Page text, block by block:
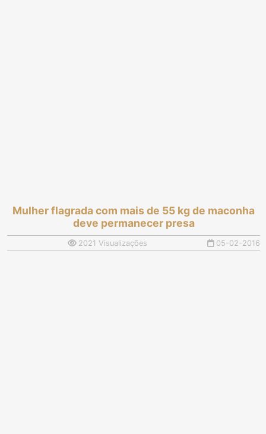
Mulher flagrada com mais de 55 kg de maconha
deve permanecer presa
2021 Visualizações 05-02-2016